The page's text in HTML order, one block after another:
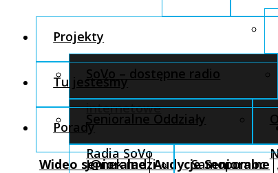
Projekty
SoVo – dostępne radio
internetowe
Tu jesteśmy
Senioralne Oddziały
Radia SoVo
Porady
J@nek radzi Samopomoc
Wideo senioralne Audycje Senioralne